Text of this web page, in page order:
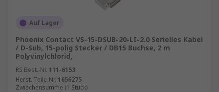
Auf Lager
Phoenix Contact VS-15-DSUB-20-LI-2.0 Serielles Kabel
/ D-Sub, 15-polig Stecker / DB15 Buchse, 2 m
Polyvinylchlorid,
RS Best.-Nr. 111-6153
Herst. Teile-Nr. 1656275
Zwischensumme (1 Stück)